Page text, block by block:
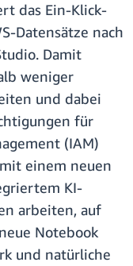
das Ein-Klick-
Datensätze nach
Damit
weniger
und dabei
für
(IAM)
einem neuen
KI-
arbeiten, auf
Notebook
und natürliche